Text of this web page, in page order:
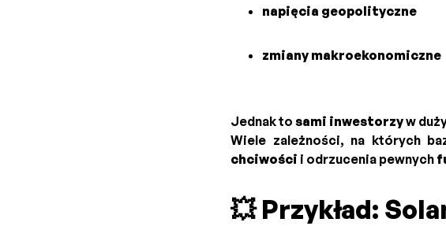
napięcia geopolityczne
zmiany makroekonomiczne
Jednak to sami inwestorzyw
Wiele zależności, na których
chciwości i odrzucenia pewnych
💥 Przykład: